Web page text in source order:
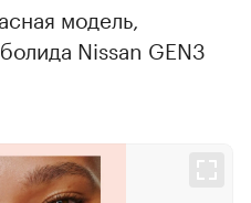
модель,
Nissan GEN3